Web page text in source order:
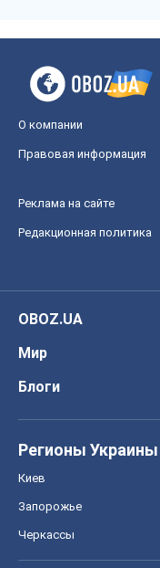
О компании
Правовая информация
Реклама на сайте
Редакционная политика
OBOZ.UA
Мир
Блоги
Регионы Украины
Киев
Запорожье
Черкассы